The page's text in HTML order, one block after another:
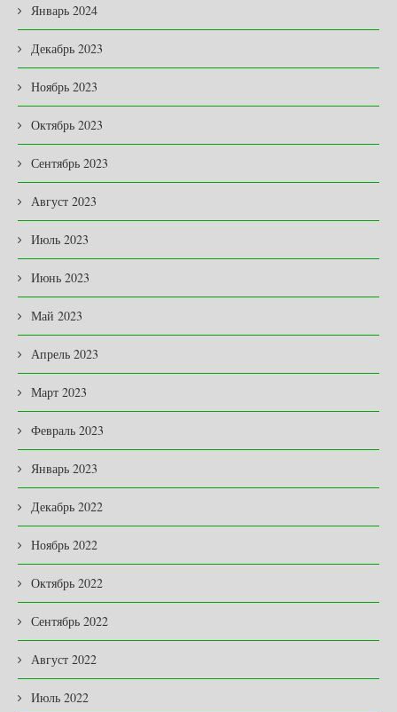
Январь 2024
Декабрь 2023
Ноябрь 2023
Октябрь 2023
Сентябрь 2023
Август 2023
Июль 2023
Июнь 2023
Май 2023
Апрель 2023
Март 2023
Февраль 2023
Январь 2023
Декабрь 2022
Ноябрь 2022
Октябрь 2022
Сентябрь 2022
Август 2022
Июль 2022